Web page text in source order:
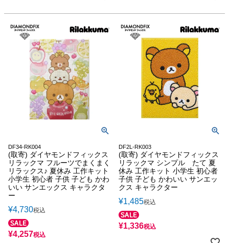
DF34-RK004
(取寄) ダイヤモンドフィックス
リラックマ フルーツでまくまく
リラックス♪ 夏休み 工作キット
小学生 初心者 子供 子ども かわ
いい サンエックス キャラクタ
ー
¥4,730税込
¥4,257税込
DF2L-RK003
(取寄) ダイヤモンドフィックス
リラックマ シンプル たて 夏
休み 工作キット 小学生 初心者
子供 子ども かわいい サンエッ
クス キャラクター
¥1,485税込
¥1,336税込